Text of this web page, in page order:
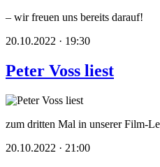
– wir freuen uns bereits darauf!
20.10.2022 · 19:30
Peter Voss liest
zum dritten Mal in unserer Film-
20.10.2022 · 21:00